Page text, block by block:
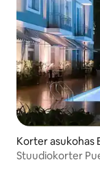
Korter asukohas
Stuudiokorter